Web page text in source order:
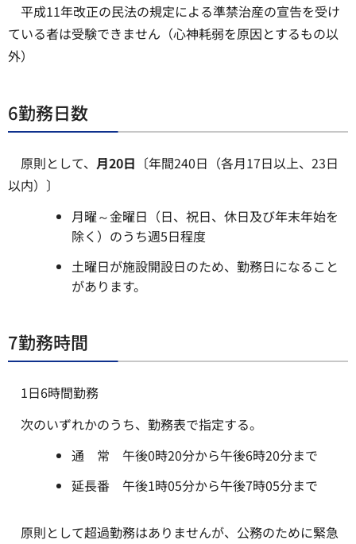
平成11年改正の民法の規定による準禁治産の宣告を受け
ている者は受験できません（心神耗弱を原因とするもの以
外）
6勤務日数
原則として、 月20日 〔年間240日（各月17日以上、23日
以内）〕
月曜～金曜日（日、祝日、休日及び年末年始を
除く）のうち週5日程度
土曜日が施設開設日のため、勤務日になること
があります。
7勤務時間
1日6時間勤務
次のいずれかのうち、勤務表で指定する。
通 常 午後0時20分から午後6時20分まで
延長番 午後1時05分から午後7時05分まで
原則として超過勤務はありませんが、公務のために緊急